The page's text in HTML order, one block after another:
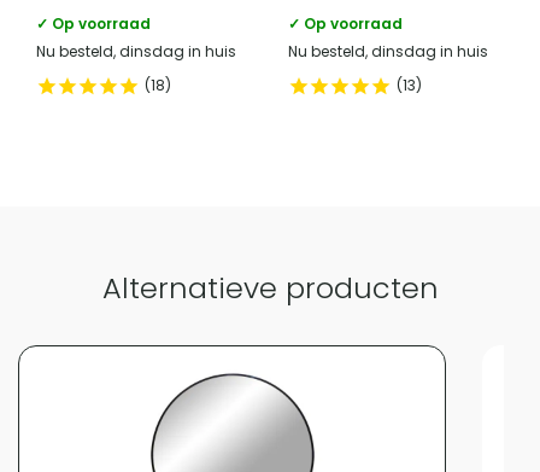
Vergelijk met alternatieven
✓ Op voorraad
Nu besteld, dinsdag in huis
18
✓ Op voorraad
Nu besteld, dinsdag in huis
13
Alternatieve producten